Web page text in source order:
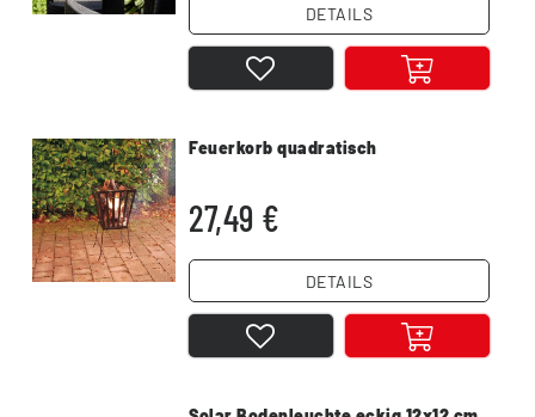
DETAILS
Feuerkorb quadratisch
27,49 €
DETAILS